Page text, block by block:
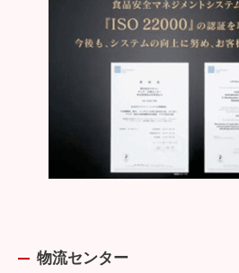
物流センター